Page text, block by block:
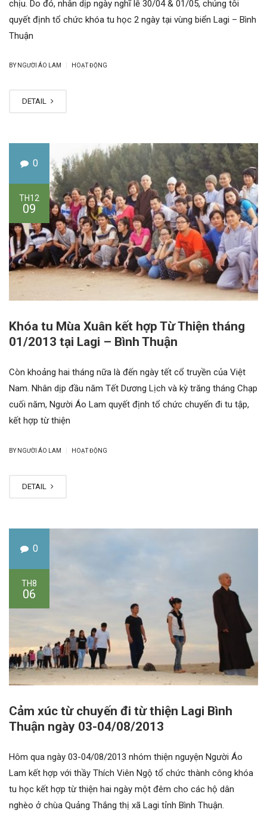
chịu. Do đó, nhân dịp ngày nghĩ lễ 30/04 & 01/05, chúng tôi
quyết định tổ chức khóa tu học 2 ngày tại vùng biển Lagi – Bình
Thuận
BY NGƯỜI ÁO LAM HOẠT ĐỘNG
DETAIL
0
TH12
09
Khóa tu Mùa Xuân kết hợp Từ Thiện tháng
01/2013 tại Lagi – Bình Thuận
Còn khoảng hai tháng nữa là đến ngày tết cổ truyền của Việt
Nam. Nhân dịp đầu năm Tết Dương Lịch và kỳ trăng tháng Chạp
cuối năm, Người Áo Lam quyết định tổ chức chuyến đi tu tập,
kết hợp từ thiện
BY NGƯỜI ÁO LAM HOẠT ĐỘNG
DETAIL
0
TH8
06
Cảm xúc từ chuyến đi từ thiện Lagi Bình
Thuận ngày 03-04/08/2013
Hôm qua ngày 03-04/08/2013 nhóm thiện nguyện Người Áo
Lam kết hợp với thầy Thích Viên Ngộ tổ chức thành công khóa
tu học kết hợp từ thiện hai ngày một đêm cho các hộ dân
nghèo ở chùa Quảng Thắng thị xã Lagi tỉnh Bình Thuận.